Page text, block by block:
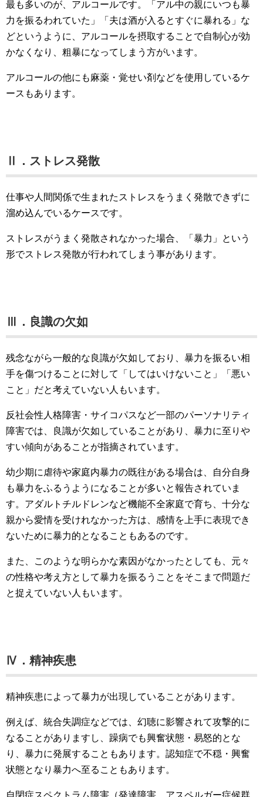
最も多いのが、アルコールです。「アル中の親にいつも暴
力を振るわれていた」「夫は酒が入るとすぐに暴れる」な
どというように、アルコールを摂取することで自制心が効
かなくなり、粗暴になってしまう方がいます。
アルコールの他にも麻薬・覚せい剤などを使用しているケ
ースもあります。
Ⅱ．ストレス発散
仕事や人間関係で生まれたストレスをうまく発散できずに
溜め込んでいるケースです。
ストレスがうまく発散されなかった場合、「暴力」という
形でストレス発散が行われてしまう事があります。
Ⅲ．良識の欠如
残念ながら一般的な良識が欠如しており、暴力を振るい相
手を傷つけることに対して「してはいけないこと」「悪い
こと」だと考えていない人もいます。
反社会性人格障害・サイコパスなど一部のパーソナリティ
障害では、良識が欠如していることがあり、暴力に至りや
すい傾向があることが指摘されています。
幼少期に虐待や家庭内暴力の既往がある場合は、自分自身
も暴力をふるうようになることが多いと報告されていま
す。アダルトチルドレンなど機能不全家庭で育ち、十分な
親から愛情を受けれなかった方は、感情を上手に表現でき
ないために暴力的となることもあるのです。
また、このような明らかな素因がなかったとしても、元々
の性格や考え方として暴力を振るうことをそこまで問題だ
と捉えていない人もいます。
Ⅳ．精神疾患
精神疾患によって暴力が出現していることがあります。
例えば、統合失調症などでは、幻聴に影響されて攻撃的に
なることがありますし、躁病でも興奮状態・易怒的とな
り、暴力に発展することもあります。認知症で不穏・興奮
状態となり暴力へ至ることもあります。
自閉症スペクトラム障害（発達障害、アスペルガー症候群